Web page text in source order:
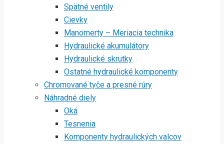
Spätné ventily
Cievky
Manomerty – Meriacia technika
Hydraulické akumulátory
Hydraulické skrutky
Ostatné hydraulické komponenty
Chromované tyče a presné rúry
Náhradné diely
Oká
Tesnenia
Komponenty hydraulických valcov